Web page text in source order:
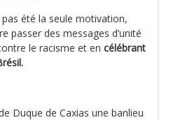
pas été la seule motivation,
passer des messages d’unité
le racisme et en célébrant
Duque de Caxias une banlieu